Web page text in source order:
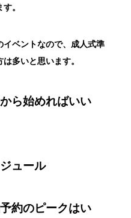
。
イベントなので、成人式準
多いと思います。
ら始めればいい
ュール
約のピークはい